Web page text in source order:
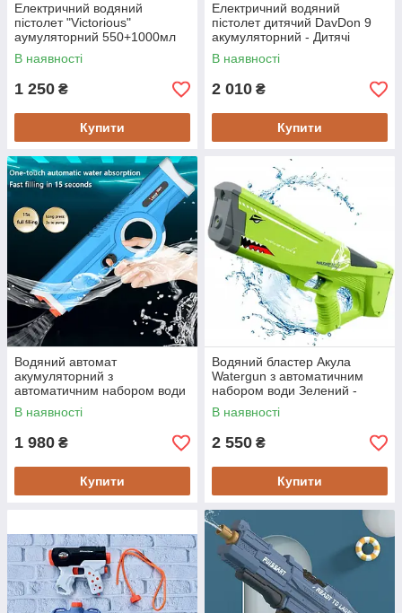
Електричний водяний
пістолет "Victorious"
аумуляторний 550+1000мл
Червоний - Дитячі іграшки
В наявності
1 250 ₴
Купити
Електричний водяний
пістолет дитячий DavDon 9
акумуляторний - Дитячі
іграшки
В наявності
2 010 ₴
Купити
Водяний автомат
акумуляторний з
автоматичним набором води
XiangNan - Дитячі іграшки
В наявності
1 980 ₴
Купити
Водяний бластер Акула
Watergun з автоматичним
набором води Зелений -
Дитячі іграшки
В наявності
2 550 ₴
Купити